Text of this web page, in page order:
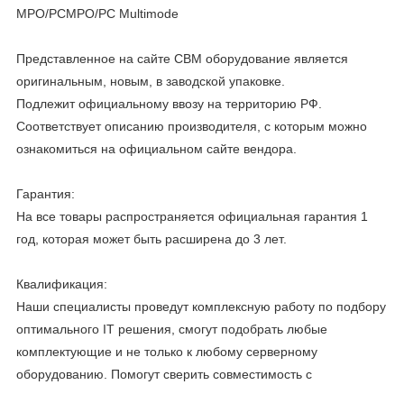
MPO/PCMPO/PC Multimode
Представленное на сайте CBM оборудование является
оригинальным, новым, в заводской упаковке.
Подлежит официальному ввозу на территорию РФ.
Соответствует описанию производителя, с которым можно
ознакомиться на официальном сайте вендора.
Гарантия:
На все товары распространяется официальная гарантия 1
год, которая может быть расширена до 3 лет.
Квалификация:
Наши специалисты проведут комплексную работу по подбору
оптимального IT решения, смогут подобрать любые
комплектующие и не только к любому серверному
оборудованию. Помогут сверить совместимость с